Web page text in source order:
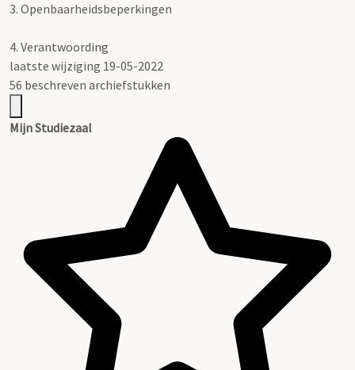
3. Openbaarheidsbeperkingen
4. Verantwoording
laatste wijziging 19-05-2022
56 beschreven archiefstukken
Mijn Studiezaal